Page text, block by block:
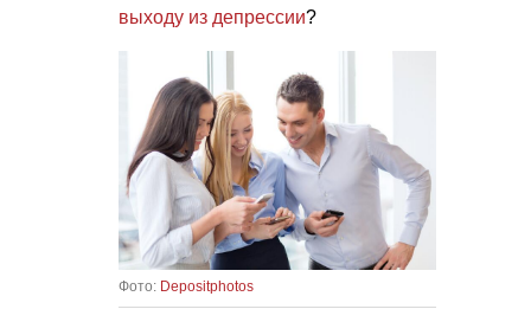
выходу из депрессии?
Фото: Depositphotos